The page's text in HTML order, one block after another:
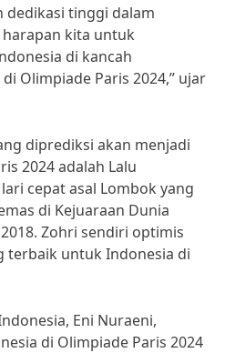
dedikasi tinggi dalam
kita untuk
di kancah
Olimpiade Paris 2024,” ujar
diprediksi akan menjadi
2024 adalah Lalu
cepat asal Lombok yang
di Kejuaraan Dunia
Zohri sendiri optimis
terbaik untuk Indonesia di
Eni Nuraeni,
di Olimpiade Paris 2024